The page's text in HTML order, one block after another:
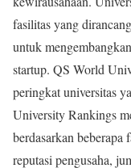
fasilitas yang
untuk
startup. QS World
peringkat universitas
University Rankings
berdasarkan beberapa
reputasi pengusaha,